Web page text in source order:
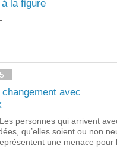
la figure
avec
personnes qui arrivent
qu’elles soient ou non
une menace pour